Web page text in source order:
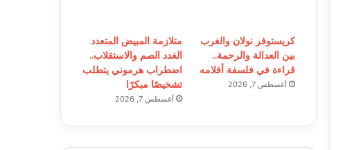
كريستوفر نولان والغرب
بين العدالة والرحمة..
قراءة في فلسفة أفلامه
أغسطس 7, 2026
متلازمة المبيض المتعدد
الغدد الصم والاستقلاب..
اضطراب هرموني يتطلب
تشخيصًا مبكرًا
أغسطس 7, 2026